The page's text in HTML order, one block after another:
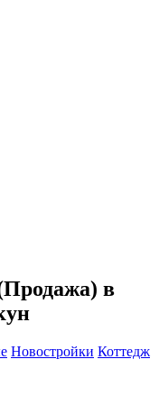
в
Новостройки Коттедж